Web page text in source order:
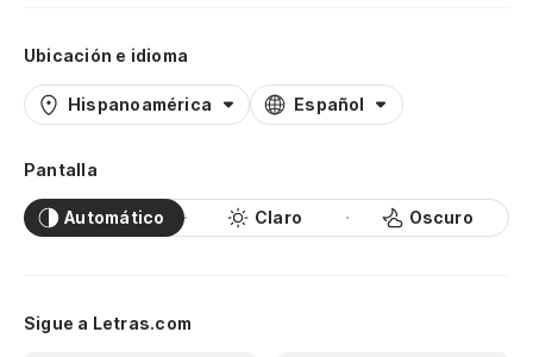
Ubicación e idioma
Hispanoamérica Español
Pantalla
Automático Claro Oscuro
Sigue a Letras.com